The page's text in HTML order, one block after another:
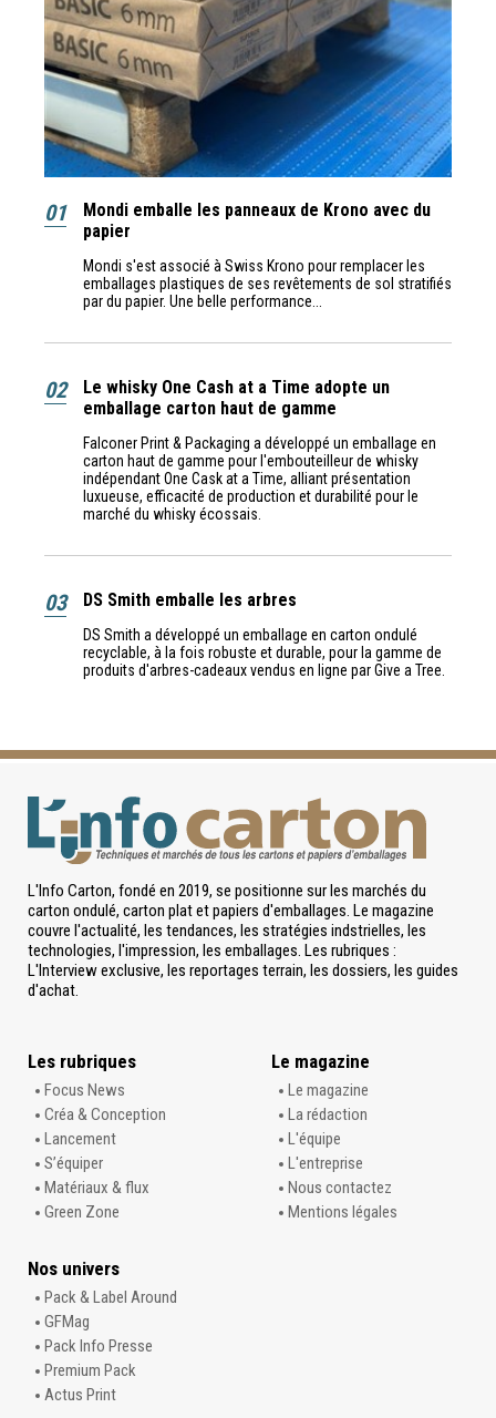
01
Mondi emballe les panneaux de Krono avec du
papier
Mondi s'est associé à Swiss Krono pour remplacer les
emballages plastiques de ses revêtements de sol stratifiés
par du papier. Une belle performance...
02
Le whisky One Cash at a Time adopte un
emballage carton haut de gamme
Falconer Print & Packaging a développé un emballage en
carton haut de gamme pour l'embouteilleur de whisky
indépendant One Cask at a Time, alliant présentation
luxueuse, efficacité de production et durabilité pour le
marché du whisky écossais.
03 DS Smith emballe les arbres
DS Smith a développé un emballage en carton ondulé
recyclable, à la fois robuste et durable, pour la gamme de
produits d'arbres-cadeaux vendus en ligne par Give a Tree.
L'Info Carton, fondé en 2019, se positionne sur les marchés du
carton ondulé, carton plat et papiers d'emballages. Le magazine
couvre l'actualité, les tendances, les stratégies indstrielles, les
technologies, l'impression, les emballages. Les rubriques :
L'Interview exclusive, les reportages terrain, les dossiers, les guides
d'achat.
Les rubriques
Focus News
Créa & Conception
Lancement
S’équiper
Matériaux & flux
Green Zone
Le magazine
Le magazine
La rédaction
L'équipe
L'entreprise
Nous contactez
Mentions légales
Nos univers
Pack & Label Around
GFMag
Pack Info Presse
Premium Pack
Actus Print